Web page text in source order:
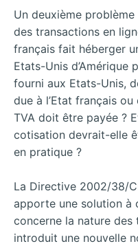
Un deuxième
des transactions en
français fait héberger
Etats-Unis d’Amérique
fourni aux Etats-Unis,
due à l’Etat français
TVA doit être payée ?
cotisation devrait-elle
en pratique ?
La Directive 2002/38/
apporte une solution à
concerne la nature
introduit une nouvelle